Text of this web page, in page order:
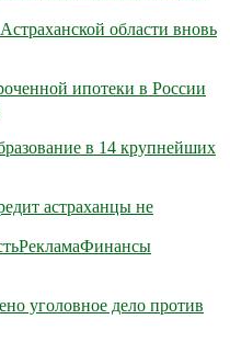
области вновь
ипотеки в России
в 14 крупнейших
астраханцы не
РекламаФинансы
уголовное дело против